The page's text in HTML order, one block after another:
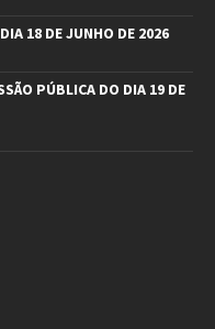
18 DE JUNHO DE 2026
PÚBLICA DO DIA 19 DE